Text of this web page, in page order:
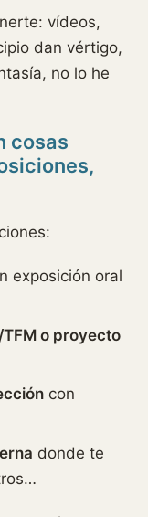
vídeos,
dan vértigo,
no lo he
cosas
exposición oral
TFM o proyecto
con
donde te